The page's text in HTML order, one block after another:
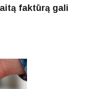
faktūrą gali